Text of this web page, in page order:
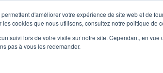
d'améliorer votre expérience de site web et de
cookies que nous utilisons, consultez notre politique de
suivi lors de votre visite sur notre site. Cependant, en vue
pas à vous les redemander.
Coachs PlanningTarifsActualités